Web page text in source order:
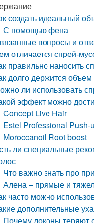
создать идеальный
С помощью фена
вопросы и
отличается спрей-
правильно наносить
долго держится
ли использовать
эффект можно
Concept Live Hair
Estel Professional Push-
Moroccanoil Root boost
ли специальные
Что важно знать про
Алена – прямые и
часто можно
дополнительные
Почему локоны теряют